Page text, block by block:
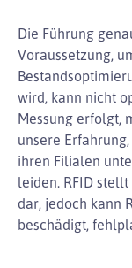
Die Führung
Voraussetzung,
wird, kann nicht
Messung erfolgt,
unsere
ihren Filialen
leiden. RFID
dar, jedoch kann
beschädigt,